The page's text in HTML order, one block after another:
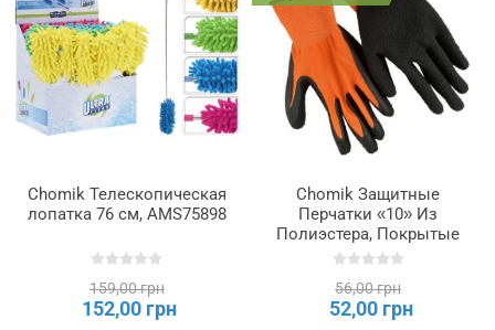
Chomik Телескопическая
лопатка 76 см, AMS75898
159,00 грн
152,00 грн
Chomik Защитные
Перчатки «10» Из
Полиэстера, Покрытые
Латексом, упаковка = 12,
56,00 грн
52,00 грн